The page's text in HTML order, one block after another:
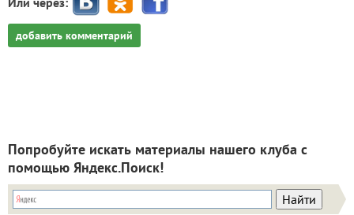
добавить комментарий
Попробуйте искать материалы нашего клуба с
помощью Яндекс.Поиск!